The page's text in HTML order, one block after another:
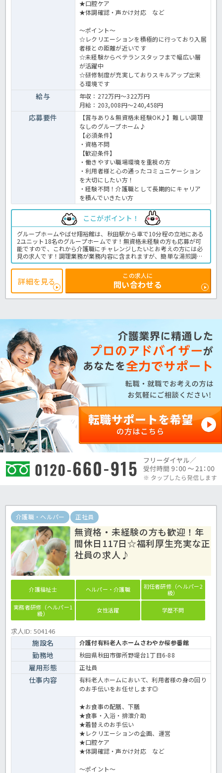
★口腔ケア
★体調確認・声かけ対応 など
～ポイント～
☆レクリエーションを積極的に行っており入居
者様との距離が近いです
☆未経験からベテランスタッフまで幅広い層
が活躍中
☆研修制度が充実しておりスキルアップ出来
る環境です
給与
年収：272万円～322万円
月給：203,008円～240,458円
応募要件
【賞与あり＆無資格未経験OK♪】難しい調理
なしのグループホーム♪
【必須条件】
・資格不問
【歓迎条件】
・働きやすい職場環境を重視の方
・利用者様と心の通ったコミュニケーション
を大切にしたい方！
・経験不問！介護職として長期的にキャリア
を積んでいきたい方
ここがポイント！
グループホームやばせ翔裕館は、秋田駅から車で10分程の立地にある
2ユニット18名のグループホームです！無資格未経験の方も応募が可
能ですので、これから介護職にチャレンジしたいとお考えの方には必
見の求人です！調理業務が業務内容に含まれますが、簡単な湯煎調理
のため調理経験がない方でも安心の環境です♪八幡運動公園や、銀
行、コンビニなど暮らしに便利なスポットが近隣に点在しているので
晴れた日の外出も楽しめる環境です！ご興味ある方はお気軽にほっ介
護までお問い合わせください！グループホームでの介護業務全般で
す。
＜介護職 正職員 グループホームの求人＞
詳細を見る
この求人に
問い合わせる
介護職・ヘルパー 正社員
無資格・未経験の方も歓迎！年
間休日117日☆福利厚生充実な正
社員の求人♪
介護福祉士 ヘルパー・介護職
初任者研修（ヘルパー2
級）
実務者研修（ヘルパー1
級）
女性活躍 学歴不問
求人ID: 504146
施設名 介護付有料老人ホームさわやか桜参番館
勤務地 秋田県秋田市御所野堤台1丁目6-88
雇用形態 正社員
仕事内容
有料老人ホームにおいて、利用者様の身の回り
のお手伝いをお任せします◎
★お食事の配膳、下膳
★食事・入浴・排泄介助
★着替えのお手伝い
★レクリエーションの企画、運営
★口腔ケア
★体調確認・声かけ対応 など
～ポイント～